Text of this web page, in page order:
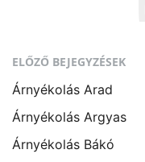
ELŐZŐ BEJEGYZÉSEK
Árnyékolás Arad
Árnyékolás Argyas
Árnyékolás Bákó